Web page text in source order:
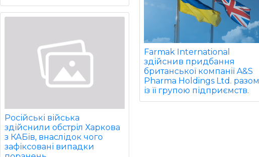
Російські війська
здійснили обстріл Харкова
з КАБів, внаслідок чого
зафіксовані випадки
Farmak International
здійснив придбання
британської компанії A&S
Pharma Holdings Ltd. разом
із її групою підприємств.